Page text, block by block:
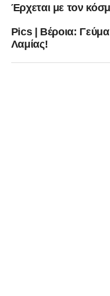
Έρχεται με τον
Pics | Bέροια:
Λαμίας!